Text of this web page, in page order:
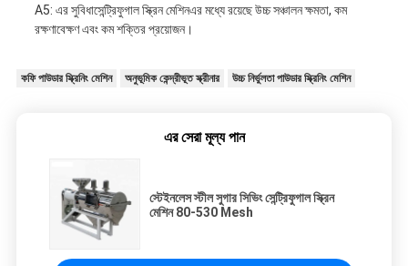
A5: এর সুবিধাসেন্ট্রিফুগাল স্ক্রিন মেশিনএর মধ্যে রয়েছে উচ্চ সঞ্চালন ক্ষমতা, কম
রক্ষণাবেক্ষণ এবং কম শক্তির প্রয়োজন।
কফি পাউডার স্ক্রিনিং মেশিন অনুভূমিক কেন্দ্রীভূত স্ক্রীনার উচ্চ নির্ভুলতা পাউডার স্ক্রিনিং মেশিন
এর সেরা মূল্য পান
স্টেইনলেস স্টীল সুগার সিভিং সেন্ট্রিফুগাল স্ক্রিন
মেশিন 80-530 Mesh